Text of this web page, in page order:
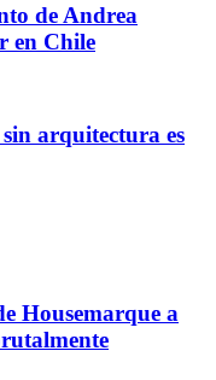
de Andrea
en Chile
arquitectura es
Housemarque a